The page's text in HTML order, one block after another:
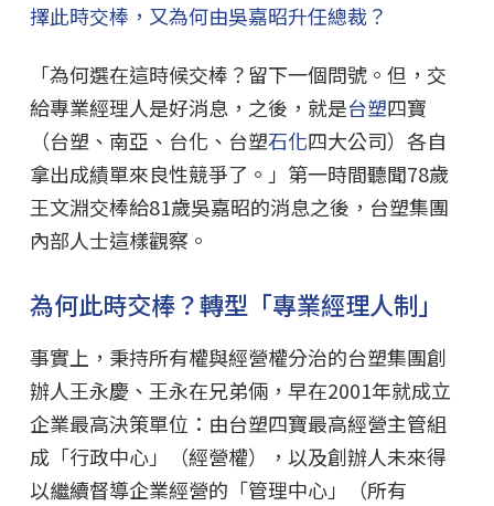
擇此時交棒，又為何由吳嘉昭升任總裁？
「為何選在這時候交棒？留下一個問號。但，交
給專業經理人是好消息，之後，就是台塑四寶
（台塑、南亞、台化、台塑石化四大公司）各自
拿出成績單來良性競爭了。」第一時間聽聞78歲
王文淵交棒給81歲吳嘉昭的消息之後，台塑集團
內部人士這樣觀察。
為何此時交棒？轉型「專業經理人制」
事實上，秉持所有權與經營權分治的台塑集團創
辦人王永慶、王永在兄弟倆，早在2001年就成立
企業最高決策單位：由台塑四寶最高經營主管組
成「行政中心」（經營權），以及創辦人未來得
以繼續督導企業經營的「管理中心」（所有